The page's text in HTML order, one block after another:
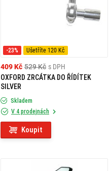
-23% Ušetříte 120 Kč
529 Kč
409 Kč
s DPH
OXFORD ZRCÁTKA DO ŘÍDÍTEK
SILVER
Skladem
V 4 prodejnách
Koupit